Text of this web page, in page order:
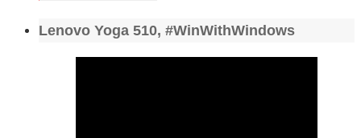
Lenovo Yoga 510, #WinWithWindows